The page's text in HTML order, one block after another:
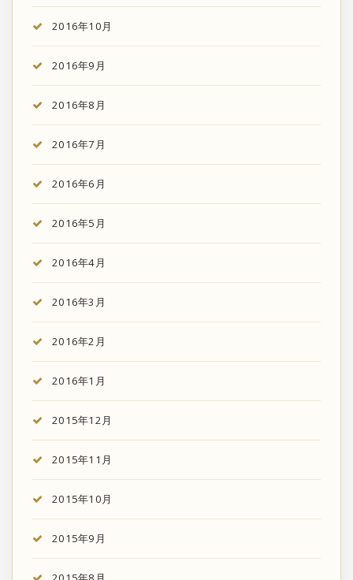
2016年10月
2016年9月
2016年8月
2016年7月
2016年6月
2016年5月
2016年4月
2016年3月
2016年2月
2016年1月
2015年12月
2015年11月
2015年10月
2015年9月